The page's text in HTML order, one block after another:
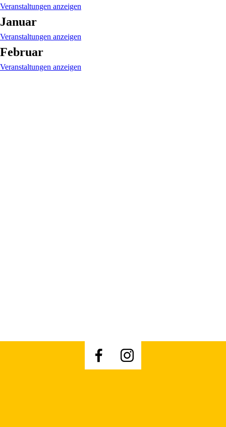
Veranstaltungen anzeigen
Januar
Veranstaltungen anzeigen
Februar
Veranstaltungen anzeigen